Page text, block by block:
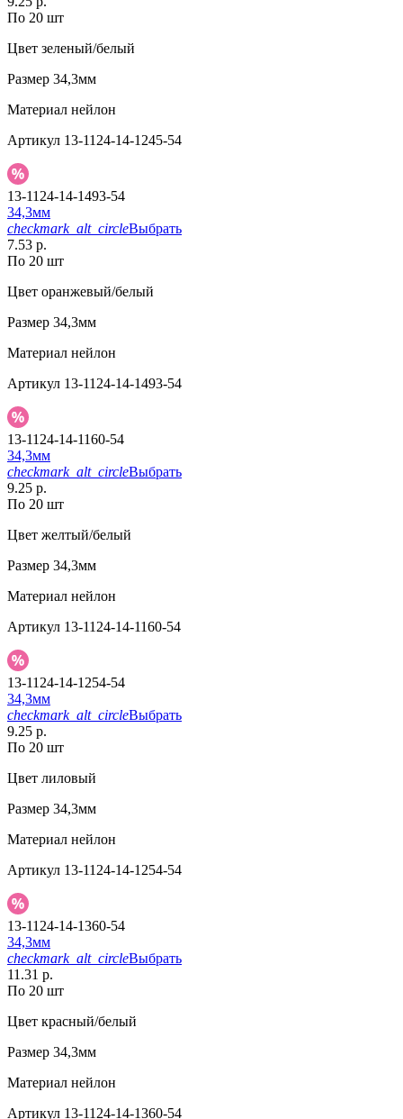
По 20 шт
Цвет зеленый/белый
Размер 34,3мм
Материал нейлон
Артикул 13-1124-14-1245-54
13-1124-14-1493-54
34,3мм
checkmark_alt_circleВыбрать
7.53 р.
По 20 шт
Цвет оранжевый/белый
Размер 34,3мм
Материал нейлон
Артикул 13-1124-14-1493-54
13-1124-14-1160-54
34,3мм
checkmark_alt_circleВыбрать
9.25 р.
По 20 шт
Цвет желтый/белый
Размер 34,3мм
Материал нейлон
Артикул 13-1124-14-1160-54
13-1124-14-1254-54
34,3мм
checkmark_alt_circleВыбрать
9.25 р.
По 20 шт
Цвет лиловый
Размер 34,3мм
Материал нейлон
Артикул 13-1124-14-1254-54
13-1124-14-1360-54
34,3мм
checkmark_alt_circleВыбрать
11.31 р.
По 20 шт
Цвет красный/белый
Размер 34,3мм
Материал нейлон
Артикул 13-1124-14-1360-54